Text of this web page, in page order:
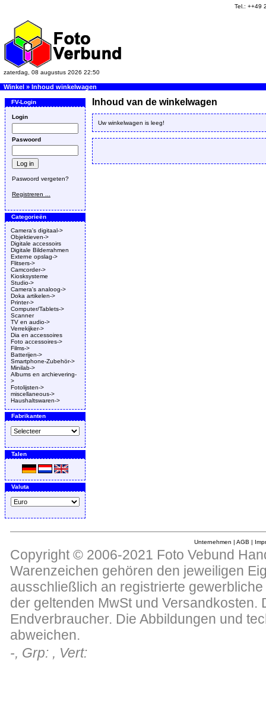
Tel.:
zaterdag, 08 augustus 2026 22:50
Winkel » Inhoud winkelwagen
FV-Login
Login
Paswoord
Paswoord vergeten?
Registreren ...
Categorieën
Camera's digitaal->
Objektieven->
Digitale accessoirs
Digitale Bilderrahmen
Externe opslag->
Flitsers->
Camcorder->
Kiosksysteme
Studio->
Camera's analoog->
Doka artikelen->
Printer->
Computer/Tablets->
Scanner
TV en audio->
Verrekijker->
Dia en accessoires
Foto accessoires->
Films->
Batterijen->
Smartphone-Zubehör->
Minilab->
Albums en archievering-
>
Fotolijsten->
miscellaneous->
Haushaltswaren->
Fabrikanten
Talen
Valuta
Inhoud van de winkelwagen
Uw winkelwagen is leeg!
Unternehmen | AGB |
Copyright © 2006-2021 Foto Vebund
Warenzeichen gehören den jeweiligen
ausschließlich an registrierte
der geltenden MwSt und
Endverbraucher. Die Abbildungen und
abweichen.
-, Grp: , Vert: